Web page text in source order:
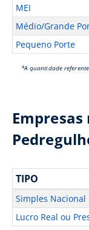
MEI
Médio/Grande
Pequeno Porte
*A quantidade
TIPO
Simples Nacional
Lucro Real ou